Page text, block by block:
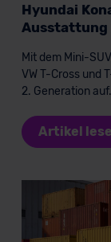
Hyundai
Ausstattung
Mit dem Mini-
VW T-Cross und
2. Generation
Artikel